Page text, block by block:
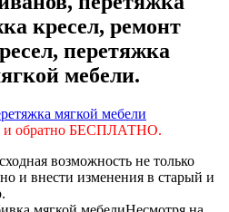
кресел, ремонт
перетяжка
мебели.
обратно БЕСПЛАТНО.
возможность не только
и внести изменения в старый и